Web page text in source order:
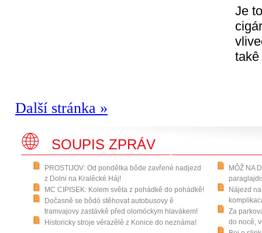
Je
takê
Další stránka »
SOUPIS ZPRÁV
PROSTIJOV: Od pondělka bôde zavřené nadjezd
z Dolni na Kralêcké Háj!
MC CIPISEK: Kolem světa z pohádkê do pohádkê!
Dočasně se bôdó stěhovat autobusovy ê
tramvajovy zastávkê před olomóckym hlavákem!
Historicky stroje vêrazêlê z Konice do neznáma!
MÔŽ NA
Nájezd
Za
do nocê,